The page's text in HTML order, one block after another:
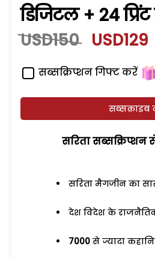
डिजिटल + 24
USD150 USD129
सब्सक्रिप्शन गिफ्ट करें
सब्सक्राइब
सरिता सब्सक्रिप्शन
सरिता मैगजीन का
देश विदेश के
7000 से ज्यादा